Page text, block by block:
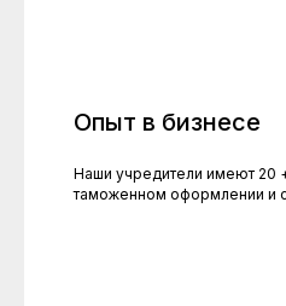
Опыт в бизнесе
Наши учредители имеют 20
таможенном оформлении и